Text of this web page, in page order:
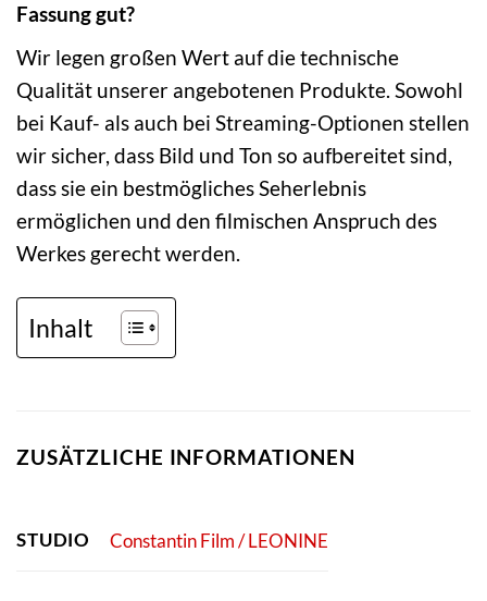
Fassung gut?
Wir legen großen Wert auf die technische
Qualität unserer angebotenen Produkte. Sowohl
bei Kauf- als auch bei Streaming-Optionen stellen
wir sicher, dass Bild und Ton so aufbereitet sind,
dass sie ein bestmögliches Seherlebnis
ermöglichen und den filmischen Anspruch des
Werkes gerecht werden.
Inhalt
ZUSÄTZLICHE INFORMATIONEN
STUDIO Constantin Film / LEONINE